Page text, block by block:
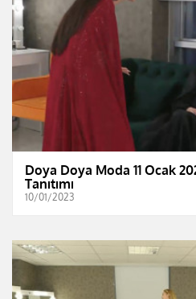
Doya Doya Moda 11 Ocak
Tanıtımı
10/01/2023